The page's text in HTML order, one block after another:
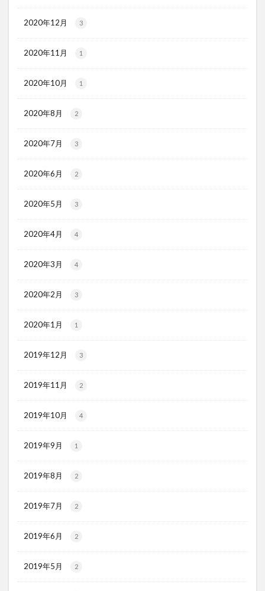
2020年12月 3
2020年11月 1
2020年10月 1
2020年8月 2
2020年7月 3
2020年6月 2
2020年5月 3
2020年4月 4
2020年3月 4
2020年2月 3
2020年1月 1
2019年12月 3
2019年11月 2
2019年10月 4
2019年9月 1
2019年8月 2
2019年7月 2
2019年6月 2
2019年5月 2